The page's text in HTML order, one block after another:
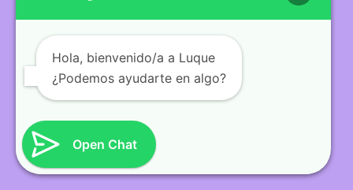
Hola, bienvenido/a a Luque
¿Podemos ayudarte en algo?
Open Chat